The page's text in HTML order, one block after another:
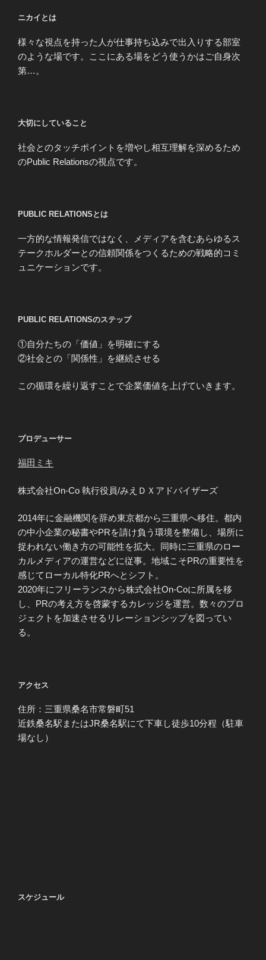
ビ
ー
シ
ョ
ジ
ニカイとは
様々な視点を持った人が仕事持ち込みで出入りする部室
のような場です。ここにある場をどう使うかはご自身次
第…。
大切にしていること
社会とのタッチポイントを増やし相互理解を深めるため
のPublic Relationsの視点です。
PUBLIC RELATIONSとは
一方的な情報発信ではなく、メディアを含むあらゆるス
テークホルダーとの信頼関係をつくるための戦略的コミ
ュニケーションです。
PUBLIC RELATIONSのステップ
①自分たちの「価値」を明確にする
②社会との「関係性」を継続させる
この循環を繰り返すことで企業価値を上げていきます。
プロデューサー
福田ミキ
株式会社On-Co 執行役員/みえＤＸアドバイザーズ
2014年に金融機関を辞め東京都から三重県へ移住。都内
の中小企業の秘書やPRを請け負う環境を整備し、場所に
捉われない働き方の可能性を拡大。同時に三重県のロー
カルメディアの運営などに従事。地域こそPRの重要性を
感じてローカル特化PRへとシフト。
2020年にフリーランスから株式会社On-Coに所属を移
し、PRの考え方を啓蒙するカレッジを運営。数々のプロ
ジェクトを加速させるリレーションシップを図ってい
る。
アクセス
住所：三重県桑名市常磐町51
近鉄桑名駅またはJR桑名駅にて下車し徒歩10分程（駐車
場なし）
スケジュール